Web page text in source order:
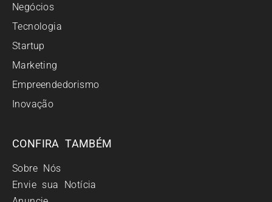
Negócios
Tecnologia
Startup
Marketing
Empreendedorismo
Inovação
CONFIRA TAMBÉM
Sobre Nós
Envie sua Notícia